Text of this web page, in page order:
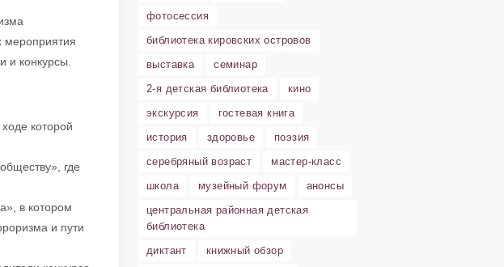
мероприятия
и конкурсы.
которой
где
в котором
и пути
фотосессия
библиотека кировских островов
выставка
семинар
2-я детская библиотека
кино
экскурсия
гостевая книга
история
здоровье
поэзия
серебряный возраст
мастер-класс
школа
музейный форум
анонсы
центральная районная детская
библиотека
диктант
книжный обзор